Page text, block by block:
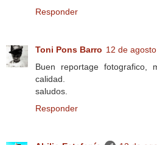
Responder
Toni Pons Barro 12 de
Buen reportage fotografico,
calidad.
saludos.
Responder